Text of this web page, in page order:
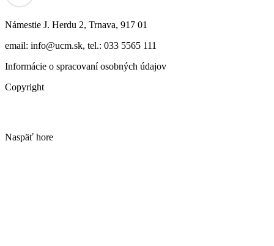
Námestie J. Herdu 2, Trnava, 917 01
email: info@ucm.sk, tel.: 033 5565 111
Informácie o spracovaní osobných údajov
Copyright
Naspäť hore